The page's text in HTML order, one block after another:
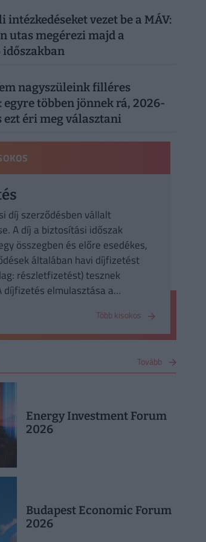
intézkedéseket vezet be a MÁV:
utas megérezi majd a
időszakban
nagyszüleink filléres
egyre többen jönnek rá, 2026-
ezt éri meg választani
díj szerződésben vállalt
A díj a biztosítási időszak
összegben és előre esedékes,
általában havi díjfizetést
részletfizetést) tesznek
díjfizetés elmulasztása a
Több kisokos
Tovább
Energy Investment Forum
2026
Budapest Economic Forum
2026